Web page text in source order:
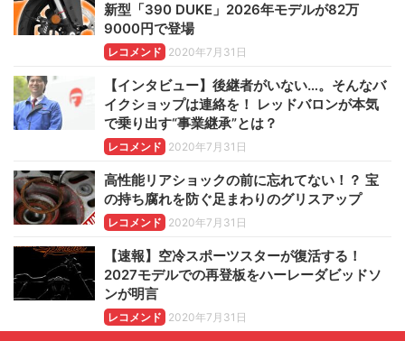
新型「390 DUKE」2026年モデルが82万
9000円で登場
レコメンド 2020年7月31日
【インタビュー】後継者がいない…。そんなバ
イクショップは連絡を！ レッドバロンが本気
で乗り出す“事業継承”とは？
レコメンド 2020年7月31日
高性能リアショックの前に忘れてない！？ 宝
の持ち腐れを防ぐ足まわりのグリスアップ
レコメンド 2020年7月31日
【速報】空冷スポーツスターが復活する！
2027モデルでの再登板をハーレーダビッドソ
ンが明言
レコメンド 2020年7月31日